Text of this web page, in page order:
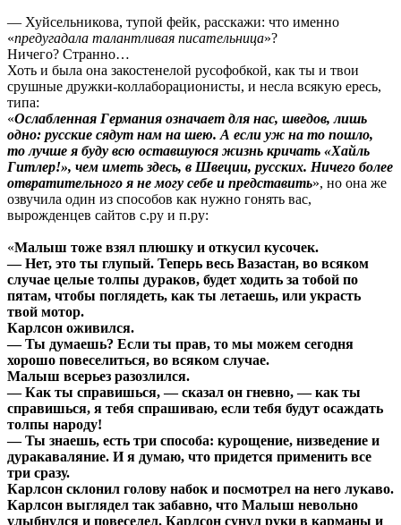
— Хуйсельникова, тупой фейк, расскажи: что именно
«предугадала талантливая писательница»?
Ничего? Странно…
Хоть и была она закостенелой русофобкой, как ты и твои
срушные дружки-коллаборационисты, и несла всякую ересь,
типа:
«Ослабленная Германия означает для нас, шведов, лишь
одно: русские сядут нам на шею. А если уж на то пошло,
то лучше я буду всю оставшуюся жизнь кричать «Хайль
Гитлер!», чем иметь здесь, в Швеции, русских. Ничего более
отвратительного я не могу себе и представить», но она же
озвучила один из способов как нужно гонять вас,
вырожденцев сайтов с.ру и п.ру:
«Малыш тоже взял плюшку и откусил кусочек.
— Нет, это ты глупый. Теперь весь Вазастан, во всяком
случае целые толпы дураков, будет ходить за тобой по
пятам, чтобы поглядеть, как ты летаешь, или украсть
твой мотор.
Карлсон оживился.
— Ты думаешь? Если ты прав, то мы можем сегодня
хорошо повеселиться, во всяком случае.
Малыш всерьез разозлился.
— Как ты справишься, — сказал он гневно, — как ты
справишься, я тебя спрашиваю, если тебя будут осаждать
толпы народу!
— Ты знаешь, есть три способа: курощение, низведение и
дуракаваляние. И я думаю, что придется применить все
три сразу.
Карлсон склонил голову набок и посмотрел на него лукаво.
Карлсон выглядел так забавно, что Малыш невольно
улыбнулся и повеселел. Карлсон сунул руки в карманы и